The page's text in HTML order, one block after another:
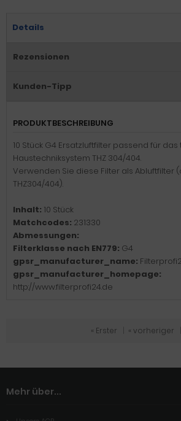
Details
Rezensionen
Kunden-Tipp
PRODUKTBESCHREIBUNG
10 Stück G4 Ersatzluftfilter passend für
Haustechniksystem THZ 304/404.
Verwenden Sie diese Filter als Abluftfilter
THZ304/404).
Inhalt: 10 Stück
Matchcodes: 231330
Abmessungen:
Filterklasse nach EN779: G4
gpsr_manufacturer_name:
gpsr_manufacturer_homepage:
http://www.filterprofi24.de
« Erster « vorheriger
Mehr über...